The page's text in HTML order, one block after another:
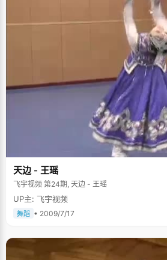
天边 - 王瑶
飞宇视频 第24期, 天边 - 王瑶
UP主: 飞宇视频
舞蹈 • 2009/7/17